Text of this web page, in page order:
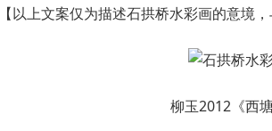
以上文案仅为描述石拱桥水彩画的意境
柳玉2012《西